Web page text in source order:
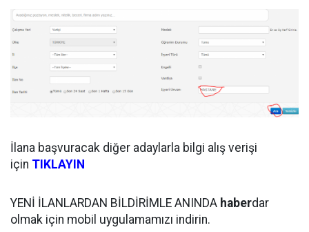
İlana başvuracak diğer adaylarla bilgi alış verişi
için TIKLAYIN
YENİ İLANLARDAN BİLDİRİMLE ANINDA haberdar
olmak için mobil uygulamamızı indirin.